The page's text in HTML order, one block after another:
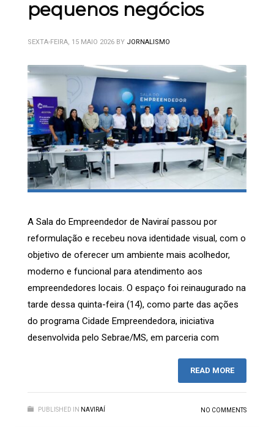
pequenos negócios
SEXTA-FEIRA, 15 MAIO 2026 BY JORNALISMO
A Sala do Empreendedor de Naviraí passou por
reformulação e recebeu nova identidade visual, com o
objetivo de oferecer um ambiente mais acolhedor,
moderno e funcional para atendimento aos
empreendedores locais. O espaço foi reinaugurado na
tarde dessa quinta-feira (14), como parte das ações
do programa Cidade Empreendedora, iniciativa
desenvolvida pelo Sebrae/MS, em parceria com
READ MORE
PUBLISHED IN NAVIRAÍ NO COMMENTS